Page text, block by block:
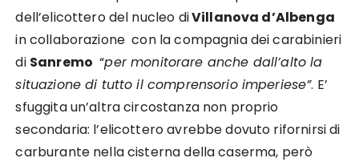
dell’elicottero del nucleo diVillanova d’Albenga
in collaborazione con la compagnia dei carabinieri
di Sanremo “per monitorare anche dall’alto la
situazione di tutto il comprensorio imperiese”. E’
sfuggita un’altra circostanza non proprio
secondaria: l’elicottero avrebbe dovuto rifornirsi di
carburante nella cisterna della caserma, però